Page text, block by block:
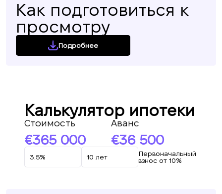
Как подготовиться к
просмотру
Подробнее
Калькулятор ипотеки
Стоимость
365 000
Аванс
36 500
Первоначальный
взнос от 10%